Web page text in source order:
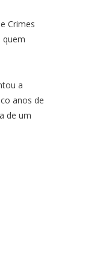
Crimes
quem
a
anos de
de um